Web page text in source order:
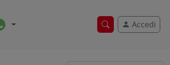
Ricerca veloce
Accedi
Toggle Dropdown